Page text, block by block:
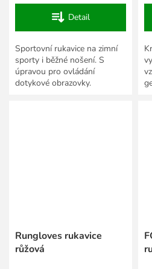
Detail
Sportovní rukavice na zimní
sporty i běžné nošení. S
úpravou pro ovládání
dotykové obrazovky.
Rungloves rukavice
růžová